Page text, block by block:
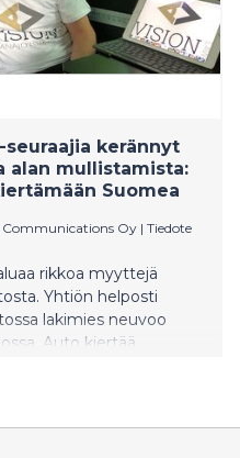
kerännyt
alan mullistamista:
Suomea
Communications Oy | Tiedote
rikkoa myyttejä
Yhtiön helposti
lakimies neuvoo
Auto kiertää
etänä.